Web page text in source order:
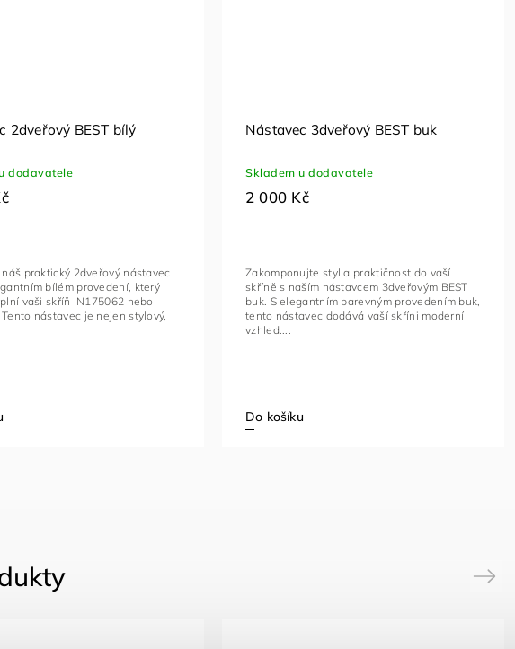
2dveřový BEST bílý
dodavatele
praktický 2dveřový nástavec
bílém provedení, který
vaši skříň IN175062 nebo
nástavec je nejen stylový,
Nástavec 3dveřový BEST buk
Skladem u dodavatele
2 000 Kč
Do košíku
Zakomponujte styl a praktičnost do vaší
skříně s naším nástavcem 3dveřovým BEST
buk. S elegantním barevným provedením buk,
tento nástavec dodává vaší skříni moderní
vzhled....
Next